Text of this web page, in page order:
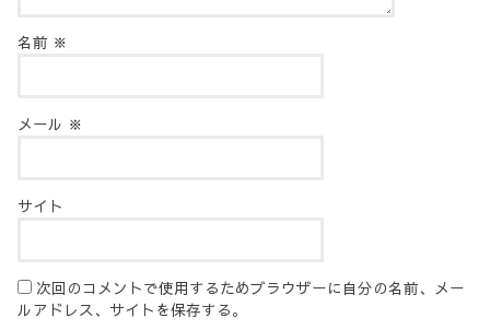
名前 ※
メール ※
サイト
次回のコメントで使用するためブラウザーに自分の名前、メー
ルアドレス、サイトを保存する。